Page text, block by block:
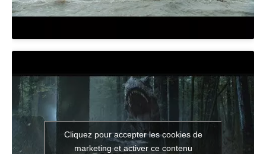
Cliquez pour accepter les cookies de
marketing et activer ce contenu